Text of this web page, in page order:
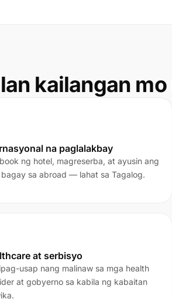
kailangan
na paglalakbay
ng hotel, magreserba, at ayusin ang
bagay sa abroad — lahat sa Tagalog.
at serbisyo
usap nang malinaw sa mga health
at gobyerno sa kabila ng kabaitan